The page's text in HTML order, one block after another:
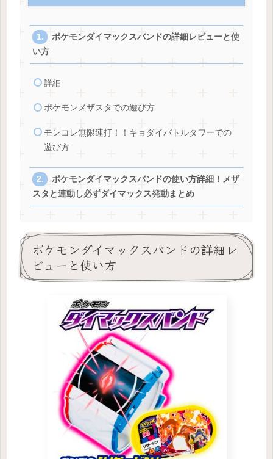
ポケモンダイマックスバンドの詳細レビューと使
い方
詳細
ポケモンメザスタでの遊び方
モンコレ無限連打！！キョダイバトルタワーでの
遊び方
ポケモンダイマックスバンドの使い方詳細！メザ
スタと連動し必ずダイマックス発動まとめ
ポケモンダイマックスバンドの詳細レ
ビューと使い方